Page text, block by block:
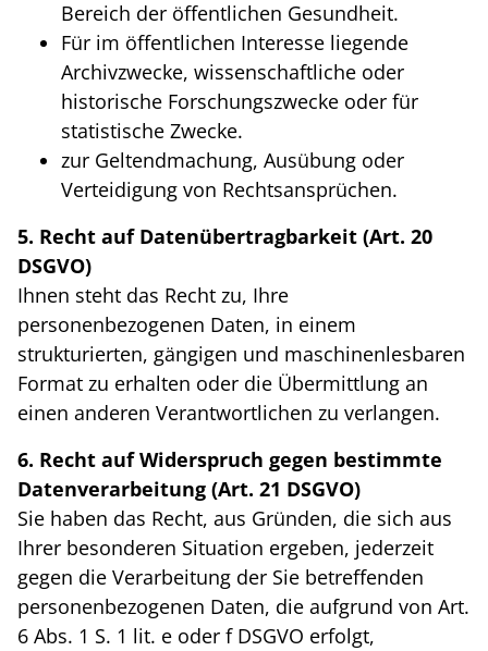
Bereich der öffentlichen Gesundheit.
Für im öffentlichen Interesse liegende
Archivzwecke, wissenschaftliche oder
historische Forschungszwecke oder für
statistische Zwecke.
zur Geltendmachung, Ausübung oder
Verteidigung von Rechtsansprüchen.
5. Recht auf Datenübertragbarkeit (Art. 20
DSGVO)
Ihnen steht das Recht zu, Ihre
personenbezogenen Daten, in einem
strukturierten, gängigen und maschinenlesbaren
Format zu erhalten oder die Übermittlung an
einen anderen Verantwortlichen zu verlangen.
6. Recht auf Widerspruch gegen bestimmte
Datenverarbeitung (Art. 21 DSGVO)
Sie haben das Recht, aus Gründen, die sich aus
Ihrer besonderen Situation ergeben, jederzeit
gegen die Verarbeitung der Sie betreffenden
personenbezogenen Daten, die aufgrund von Art.
6 Abs. 1 S. 1 lit. e oder f DSGVO erfolgt,